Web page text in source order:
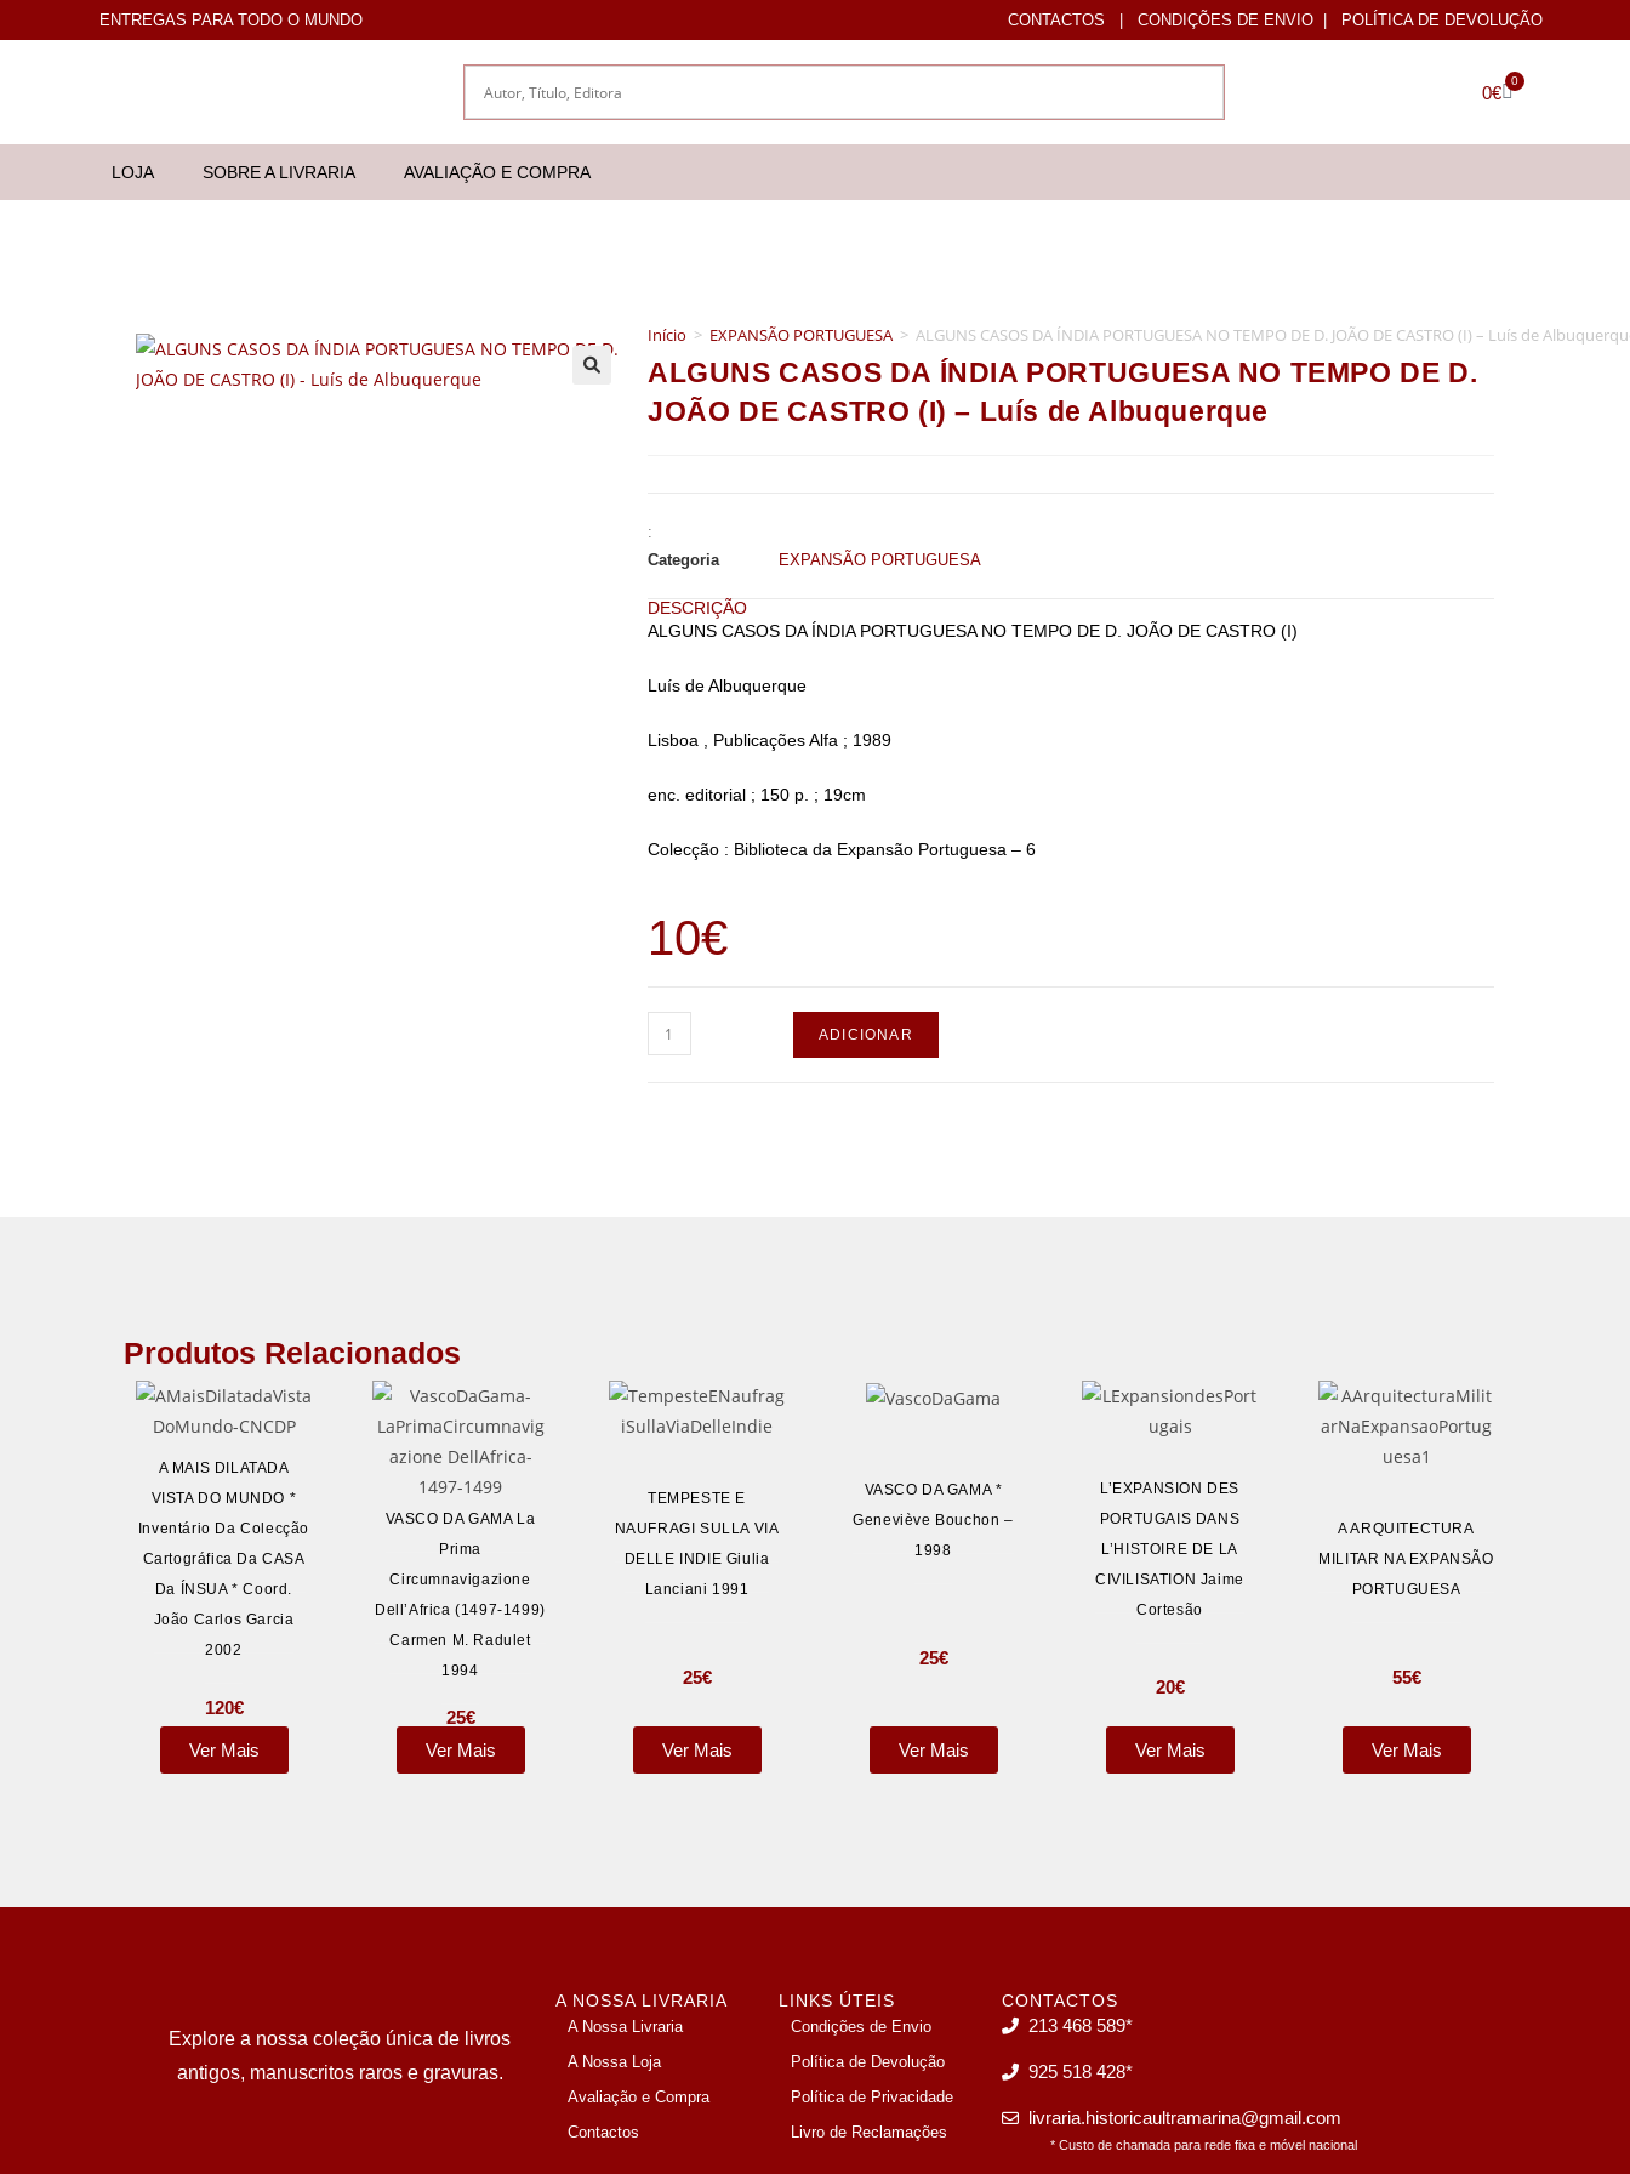
ENTREGAS PARA TODO O MUNDO CONTACTOS | CONDIÇÕES DE ENVIO | POLÍTICA DE DEVOLUÇÃO
0€
0
LOJA SOBRE A LIVRARIA AVALIAÇÃO E COMPRA
Início > EXPANSÃO PORTUGUESA > ALGUNS CASOS DA ÍNDIA PORTUGUESA NO TEMPO DE D. JOÃO DE CASTRO (I) – Luís de
ALGUNS CASOS DA ÍNDIA PORTUGUESA NO TEMPO DE D.
JOÃO DE CASTRO (I) – Luís de Albuquerque
:
Categoria
EXPANSÃO PORTUGUESA
DESCRIÇÃO
ALGUNS CASOS DA ÍNDIA PORTUGUESA NO TEMPO DE D. JOÃO DE CASTRO (I)
Luís de Albuquerque
Lisboa , Publicações Alfa ; 1989
enc. editorial ; 150 p. ; 19cm
Colecção : Biblioteca da Expansão Portuguesa – 6
10€
ADICIONAR
Produtos Relacionados
A MAIS DILATADA
VISTA DO MUNDO *
Inventário Da Colecção
Cartográfica Da CASA
Da ÍNSUA * Coord.
João Carlos Garcia
2002
120€
Ver Mais
VASCO DA GAMA La
Prima
Circumnavigazione
Dell’Africa (1497-1499)
Carmen M. Radulet
1994
25€
Ver Mais
TEMPESTE E
NAUFRAGI SULLA VIA
DELLE INDIE Giulia
Lanciani 1991
25€
Ver Mais
VASCO DA GAMA *
Geneviève Bouchon –
1998
25€
Ver Mais
L’EXPANSION DES
PORTUGAIS DANS
L’HISTOIRE DE LA
CIVILISATION Jaime
Cortesão
20€
Ver Mais
A ARQUITECTURA
MILITAR NA EXPANSÃO
PORTUGUESA
55€
Ver Mais
Explore a nossa coleção única de livros
antigos, manuscritos raros e gravuras.
A NOSSA LIVRARIA
A Nossa Livraria
A Nossa Loja
Avaliação e Compra
Contactos
LINKS ÚTEIS
Condições de Envio
Política de Devolução
Política de Privacidade
Livro de Reclamações
CONTACTOS
213 468 589*
925 518 428*
livraria.historicaultramarina@gmail.com
* Custo de chamada para rede fixa e móvel nacional